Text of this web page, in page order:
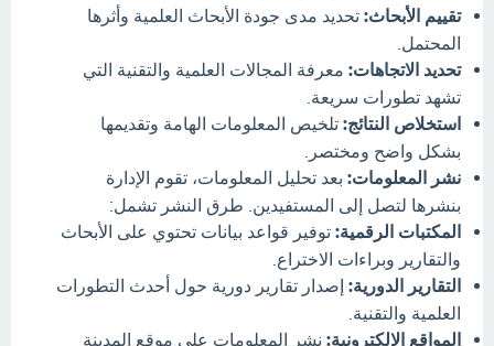
تقييم الأبحاث: تحديد مدى جودة الأبحاث العلمية وأثرها
المحتمل.
تحديد الاتجاهات: معرفة المجالات العلمية والتقنية التي
تشهد تطورات سريعة.
استخلاص النتائج: تلخيص المعلومات الهامة وتقديمها
بشكل واضح ومختصر.
نشر المعلومات: بعد تحليل المعلومات، تقوم الإدارة
بنشرها لتصل إلى المستفيدين. طرق النشر تشمل:
المكتبات الرقمية: توفير قواعد بيانات تحتوي على الأبحاث
والتقارير وبراءات الاختراع.
التقارير الدورية: إصدار تقارير دورية حول أحدث التطورات
العلمية والتقنية.
المواقع الإلكترونية: نشر المعلومات على موقع المدينة